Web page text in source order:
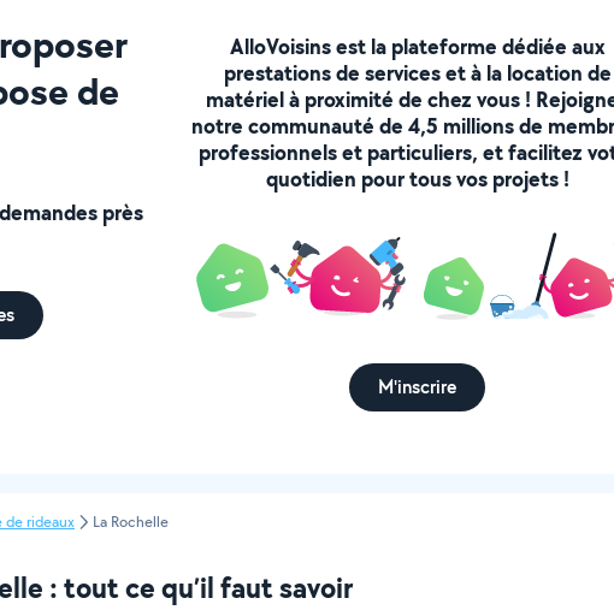
de
près
AlloVoisins est la plateforme dédiée aux
prestations de services et à la location de
matériel à proximité de chez vous !
notre communauté de 4,5 millions de
professionnels et particuliers, et facilitez
quotidien pour tous vos projets !
M'inscrire
de rideaux La Rochelle
: tout ce qu’il faut savoir